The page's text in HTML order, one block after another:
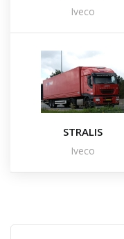
Iveco
STRALIS
Iveco